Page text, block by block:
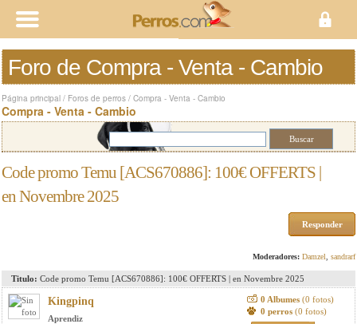
Foro de Compra - Venta - Cambio
Página principal / Foros de perros / Compra - Venta - Cambio
Compra - Venta - Cambio
Code promo Temu [ACS670886]: 100€ OFFERTS |
en Novembre 2025
Responder
Moderadores: Damzel sandrarf
Titulo: Code promo Temu [ACS670886]: 100€ OFFERTS | en Novembre 2025
Kingpinq
Aprendiz
0 Albumes (0 fotos)
0 perros (0 fotos)